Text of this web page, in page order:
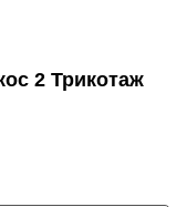
2 Трикотаж